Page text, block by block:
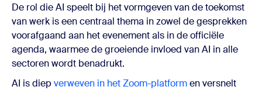
De rol die AI speelt bij het vormgeven van de toekomst
van werk is een centraal thema in zowel de gesprekken
voorafgaand aan het evenement als in de officiële
agenda, waarmee de groeiende invloed van AI in alle
sectoren wordt benadrukt.
AI is diep verweven in het Zoom-platformen versnelt